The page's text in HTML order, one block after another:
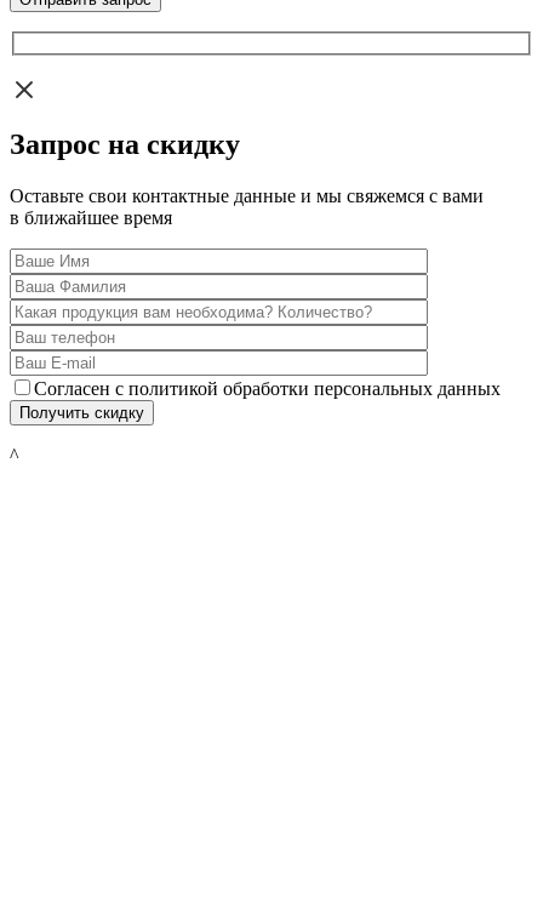
Запрос на скидку
Оставьте свои контактные данные и мы свяжемся с вами
в ближайшее время
Согласен с политикой обработки персональных данных
^